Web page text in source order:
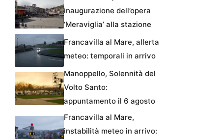
inaugurazione dell’opera
‘Meraviglia’ alla stazione
Francavilla al Mare, allerta
meteo: temporali in arrivo
Manoppello, Solennità del
Volto Santo:
appuntamento il 6 agosto
Francavilla al Mare,
instabilità meteo in arrivo: